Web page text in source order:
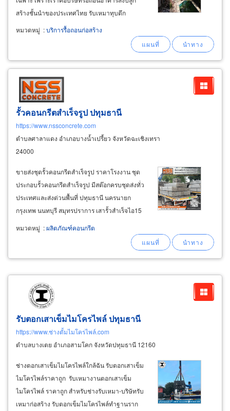
สร้างชั้นนำของประเทศไทย รับเหมาทุบตึก
สำนักงาน ทุบบ้าน ทุบอาคาร รื้อถอนภายในห้าง
สรรพสินค้า รื้อถอนโกดัง ซ่อมบำรุงหรือจะให้ปรับ
หมวดหมู่ :บริการรื้อถอนก่อสร้าง
รั้วคอนกรีตสำเร็จรูป ปทุมธานี
https://www.nssconcrete.com
ตำบลศาลาแดง อำเภอบางน้ำเปรี้ยว จังหวัดฉะเชิงเทรา
24000
ขายส่งชุดรั้วคอนกรีตสำเร็จรูป ราคาโรงงาน ชุด
ประกอบรั้วคอนกรีตสำเร็จรูป มีสต๊อกครบชุดส่งทั่ว
ประเทศและส่งด่วนพื้นที่ ปทุมธานี นครนายก
กรุงเทพ นนทบุรี สมุทรปราการ เสารั้วสำเร็จไอ15
เสาเข้ามุมทำรั้วสำเร็จรูป แผ่นรั้วสำเร็จยาว 2.92
เมตร และแผ่นรั้วสำเร็จยาว 2.42 เมตร แผ่นทับหลัง
หมวดหมู่ :ผลิตภัณฑ์คอนกรีต
รับตอกเสาเข็มไมโครไพล์ ปทุมธานี
https://www.ช่างตั้มไมโครไพล์.com
ตำบลบางเตย อำเภอสามโคก จังหวัดปทุมธานี 12160
ช่างตอกเสาเข็มไมโครไพล์ใกล้ฉัน รับตอกเสาเข็ม
ไมโครไพล์ราคาถูก รับเหมางานตอกเสาเข็ม
ไมโครไพล์ ราคาถูก สำหรับช่างรับเหมา-บริษัทรับ
เหมาก่อสร้าง รับตอกเข็มไมโครไพล์ทำฐานราก